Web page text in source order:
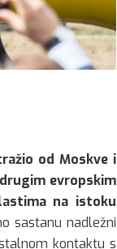
od Moskve i
evropskim
na istoku
sastanu nadležni
kontaktu s